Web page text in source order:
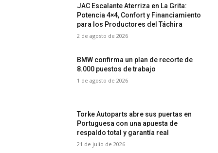
JAC Escalante Aterriza en La Grita:
Potencia 4×4, Confort y Financiamiento
para los Productores del Táchira
2 de agosto de 2026
BMW confirma un plan de recorte de
8.000 puestos de trabajo
1 de agosto de 2026
Torke Autoparts abre sus puertas en
Portuguesa con una apuesta de
respaldo total y garantía real
21 de julio de 2026